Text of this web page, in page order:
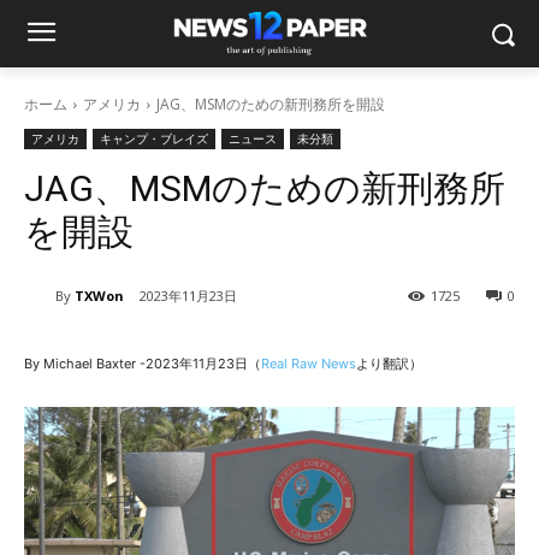
ホーム アメリカ JAG、MSMのための新刑務所を開設
アメリカ キャンプ・ブレイズ ニュース 未分類
JAG、MSMのための新刑務所
を開設
By TXWon 2023年11月23日 0
1725
By Michael Baxter -2023年11月23日（ Real Raw Newsより翻訳）